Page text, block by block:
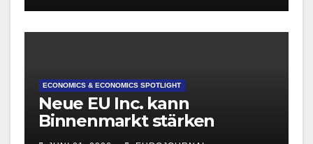
ECONOMICS & ECONOMICS SPOTLIGHT
Neue EU Inc. kann
Binnenmarkt stärken